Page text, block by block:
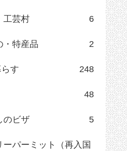
工芸村 6
・特産品 2
す 248
48
のビザ 5
ーパーミット（再入国